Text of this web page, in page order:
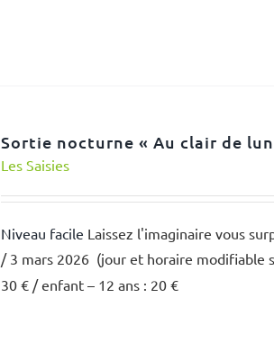
Sortie nocturne « Au clair de
Les Saisies
Niveau facile Laissez l'imaginaire vous
/ 3 mars 2026 (jour et horaire modifiable
30 € / enfant – 12 ans : 20 €